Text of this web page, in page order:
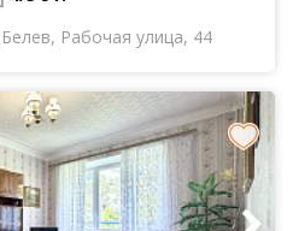
Рабочая улица, 44